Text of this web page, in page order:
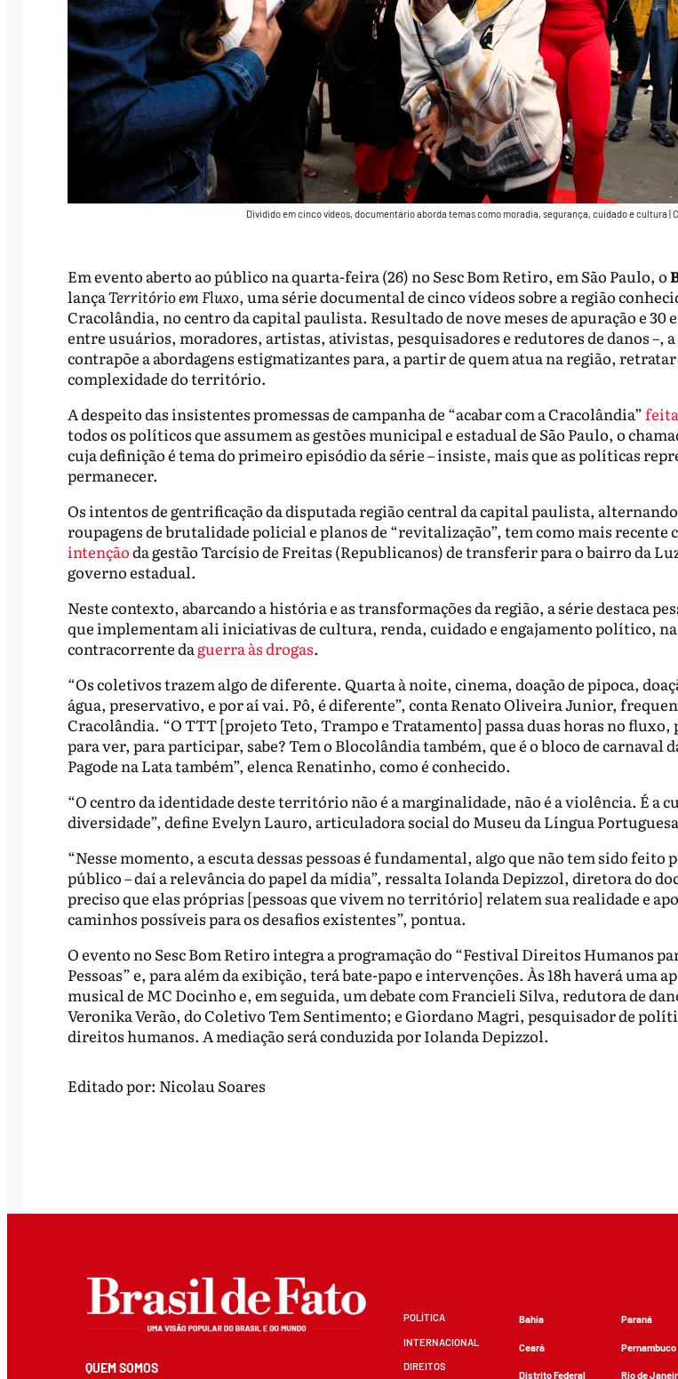
Dividido em cinco vídeos, documentário aborda temas como moradia, segurança, cuidado e cultura |
Em evento aberto ao público na quarta-feira (26) no Sesc Bom Retiro, em São Paulo, o
lançaTerritório em Fluxo, uma série documental de cinco vídeos sobre a região
Cracolândia, no centro da capital paulista. Resultado de nove meses de apuração e 30
entre usuários, moradores, artistas, ativistas, pesquisadores e redutores de danos –, a
contrapõe a abordagens estigmatizantes para, a partir de quem atua na região, retratar
complexidade do território.
A despeito das insistentes promessas de campanha de “acabar com a Cracolândia”
todos os políticos que assumem as gestões municipal e estadual de São Paulo, o
cuja definição é tema do primeiro episódio da série – insiste, mais que as políticas
permanecer.
Os intentos de gentrificação da disputada região central da capital paulista,
roupagens de brutalidade policial e planos de “revitalização”, tem como mais recente
intençãoda gestão Tarcísio de Freitas (Republicanos) de transferir para o bairro da
governo estadual.
Neste contexto, abarcando a história e as transformações da região, a série destaca
que implementam ali iniciativas de cultura, renda, cuidado e engajamento político, na
contracorrente daguerra às drogas.
“Os coletivos trazem algo de diferente. Quarta à noite, cinema, doação de pipoca,
água, preservativo, e por aí vai. Pô, é diferente”, conta Renato Oliveira Junior,
Cracolândia. “O TTT [projeto Teto, Trampo e Tratamento] passa duas horas no fluxo,
para ver, para participar, sabe? Tem o Blocolândia também, que é o bloco de carnaval
Pagode na Lata também”, elenca Renatinho, como é conhecido.
“O centro da identidade deste território não é a marginalidade, não é a violência. É a
diversidade”, define Evelyn Lauro, articuladora social do Museu da Língua
“Nesse momento, a escuta dessas pessoas é fundamental, algo que não tem sido feito
público – daí a relevância do papel da mídia”, ressalta Iolanda Depizzol, diretora do
preciso que elas próprias [pessoas que vivem no território] relatem sua realidade e
caminhos possíveis para os desafios existentes”, pontua.
O evento no Sesc Bom Retiro integra a programação do “Festival Direitos Humanos
Pessoas” e, para além da exibição, terá bate-papo e intervenções. Às 18h haverá uma
musical de MC Docinho e, em seguida, um debate com Francieli Silva, redutora de
Veronika Verão, do Coletivo Tem Sentimento; e Giordano Magri, pesquisador de
direitos humanos. A mediação será conduzida por Iolanda Depizzol.
Editado por: Nicolau Soares
QUEM SOMOS
POLÍTICA
INTERNACIONAL
DIREITOS
Bahia
Ceará
Distrito Federal
Paraná
Pernambuco
Rio de